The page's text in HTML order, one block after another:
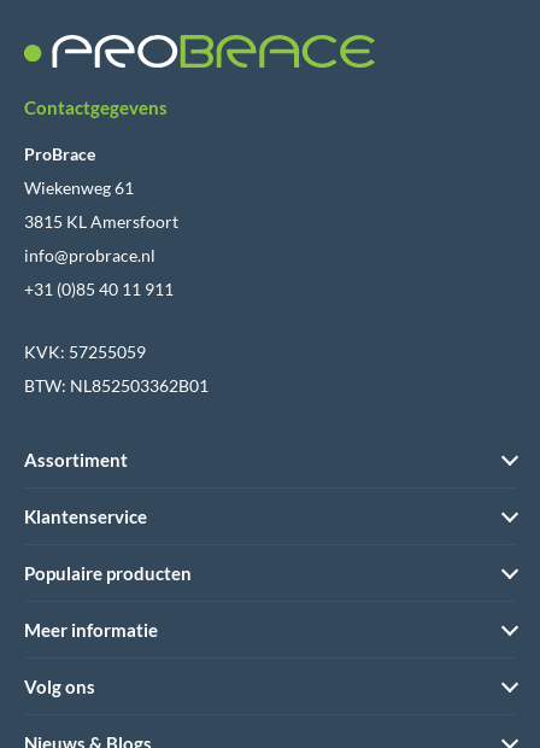
Contactgegevens
ProBrace
Wiekenweg 61
3815 KL Amersfoort
info@probrace.nl
+31 (0)85 40 11 911
KVK: 57255059
BTW: NL852503362B01
Assortiment
Klantenservice
Populaire producten
Meer informatie
Volg ons
Nieuws & Blogs